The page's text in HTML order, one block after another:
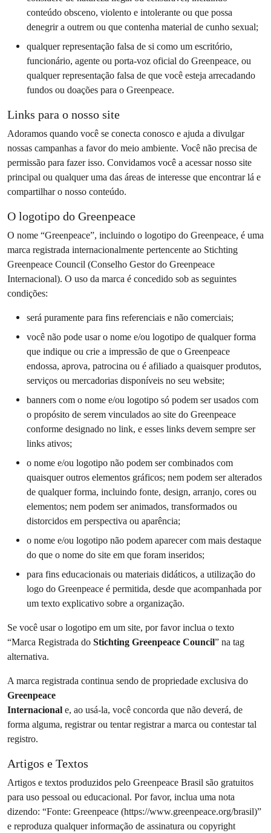
conteúdo obsceno, violento e intolerante ou que possa
denegrir a outrem ou que contenha material de cunho sexual;
qualquer representação falsa de si como um escritório,
funcionário, agente ou porta-voz oficial do Greenpeace, ou
qualquer representação falsa de que você esteja arrecadando
fundos ou doações para o Greenpeace.
Links para o nosso site
Adoramos quando você se conecta conosco e ajuda a divulgar
nossas campanhas a favor do meio ambiente. Você não precisa de
permissão para fazer isso. Convidamos você a acessar nosso site
principal ou qualquer uma das áreas de interesse que encontrar lá e
compartilhar o nosso conteúdo.
O logotipo do Greenpeace
O nome “Greenpeace”, incluindo o logotipo do Greenpeace, é uma
marca registrada internacionalmente pertencente ao Stichting
Greenpeace Council (Conselho Gestor do Greenpeace
Internacional). O uso da marca é concedido sob as seguintes
condições:
será puramente para fins referenciais e não comerciais;
você não pode usar o nome e/ou logotipo de qualquer forma
que indique ou crie a impressão de que o Greenpeace
endossa, aprova, patrocina ou é afiliado a quaisquer produtos,
serviços ou mercadorias disponíveis no seu website;
banners com o nome e/ou logotipo só podem ser usados ​​com
o propósito de serem vinculados ao site do Greenpeace
conforme designado no link, e esses links devem sempre ser
links ativos;
o nome e/ou logotipo não podem ser combinados com
quaisquer outros elementos gráficos; nem podem ser alterados
de qualquer forma, incluindo fonte, design, arranjo, cores ou
elementos; nem podem ser animados, transformados ou
distorcidos em perspectiva ou aparência;
o nome e/ou logotipo não podem aparecer com mais destaque
do que o nome do site em que foram inseridos;
para fins educacionais ou materiais didáticos, a utilização do
logo do Greenpeace é permitida, desde que acompanhada por
um texto explicativo sobre a organização.
Se você usar o logotipo em um site, por favor inclua o texto
“Marca Registrada do Stichting Greenpeace Council” na tag
alternativa.
A marca registrada continua sendo de propriedade exclusiva do
Greenpeace
Internacional e, ao usá-la, você concorda que não deverá, de
forma alguma, registrar ou tentar registrar a marca ou contestar tal
registro.
Artigos e Textos
Artigos e textos produzidos pelo Greenpeace Brasil são gratuitos
para uso pessoal ou educacional. Por favor, inclua uma nota
dizendo: “Fonte: Greenpeace (https://www.greenpeace.org/brasil)”
e reproduza qualquer informação de assinatura ou copyright